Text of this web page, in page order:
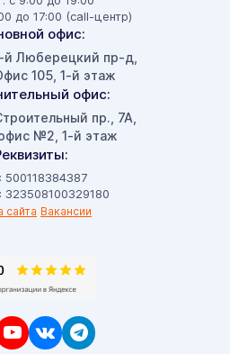
до 17:00 (call-центр)
офис:
й Люберецкий пр-д,
105, 1-й этаж
офис:
пр., 7А,
№2, 1-й этаж
500118384387
сайта Вакансии